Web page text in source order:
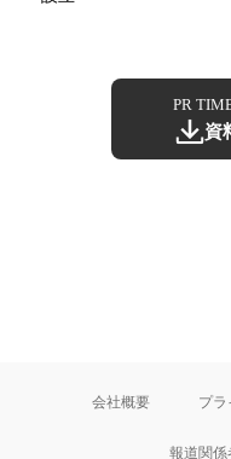
PR
資
会社概要 プ
報道関